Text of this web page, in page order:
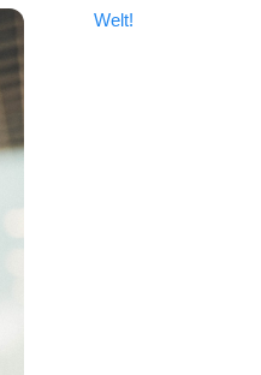
Welt!